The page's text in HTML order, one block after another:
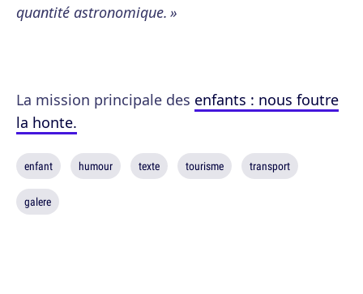
quantité astronomique. »
La mission principale des enfants : nous foutre
la honte.
enfant humour texte tourisme transport
galere